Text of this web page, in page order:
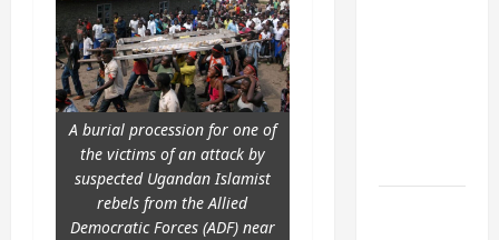
A burial procession for one of
the victims of an attack by
suspected Ugandan Islamist
rebels from the Allied
Democratic Forces (ADF) near